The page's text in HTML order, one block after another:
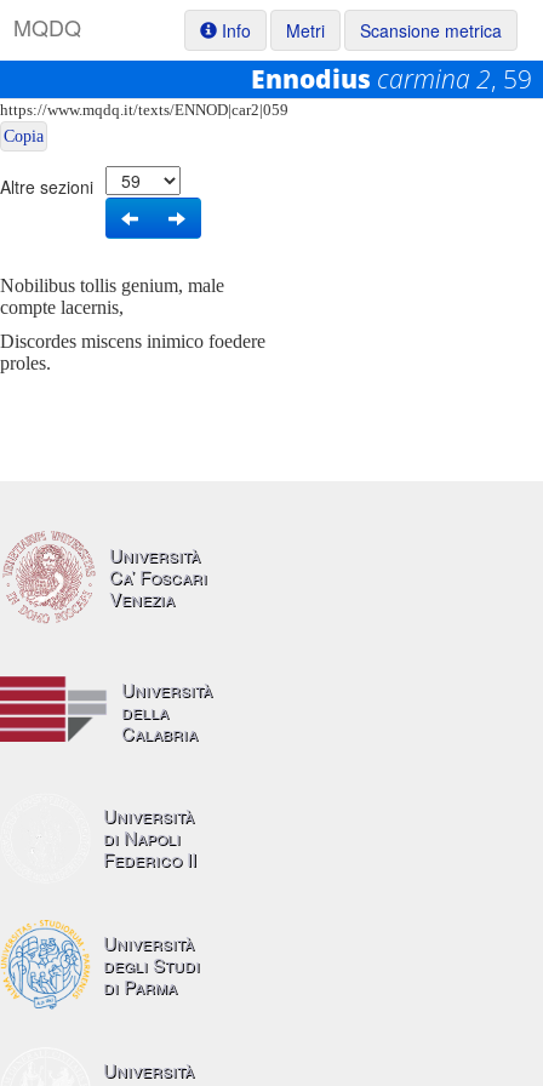
MQDQ Info Metri Scansione metrica
Ennodius carmina 2, 59
https://www.mqdq.it/texts/ENNOD|car2|059
Copia
Altre sezioni
Nobilibus tollis genium, male
compte lacernis,
Discordes miscens inimico foedere
proles.
Università
Ca’ Foscari
Venezia
Università
della
Calabria
Università
di Napoli
Federico II
Università
degli Studi
di Parma
Università